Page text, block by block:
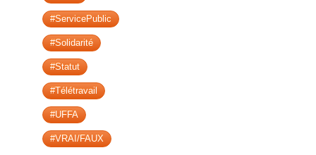
#ServicePublic
#Solidarité
#Statut
#Télétravail
#UFFA
#VRAI/FAUX